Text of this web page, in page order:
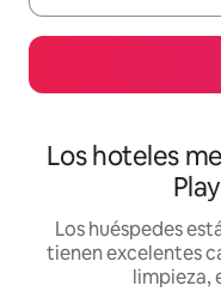
Los hoteles
Los huéspedes
tienen excelentes
limpieza,